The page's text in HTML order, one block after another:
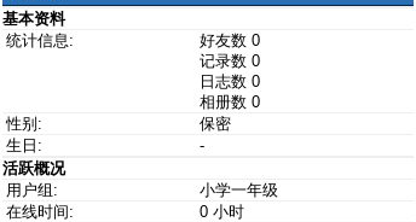
基本资料
统计信息:
好友数 0
记录数 0
日志数 0
相册数 0
性别:
保密
生日:
-
活跃概况
用户组:
小学一年级
在线时间:
0 小时